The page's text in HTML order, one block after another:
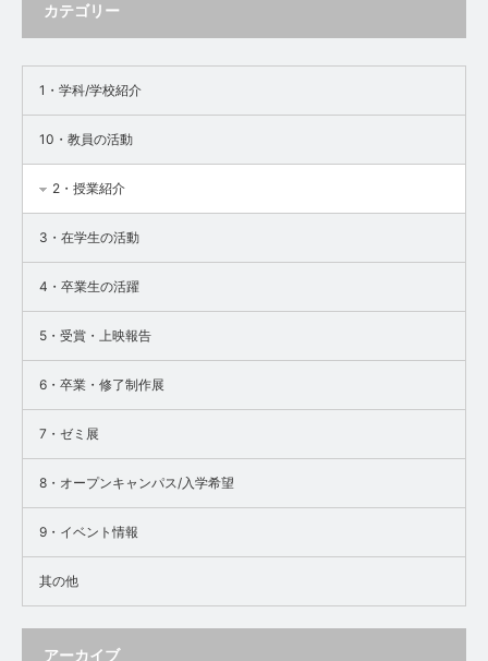
カテゴリー
1・学科/学校紹介
10・教員の活動
2・授業紹介
3・在学生の活動
4・卒業生の活躍
5・受賞・上映報告
6・卒業・修了制作展
7・ゼミ展
8・オープンキャンパス/入学希望
9・イベント情報
其の他
アーカイブ